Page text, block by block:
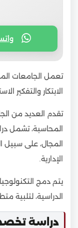
تعمل الجامعات
الابتكار والتفكير
تقدم العديد من
المحاسبة، تشمل
المجال، على سبيل
الإدارية.
يتم دمج
الدراسية، لتلبية
دراسة